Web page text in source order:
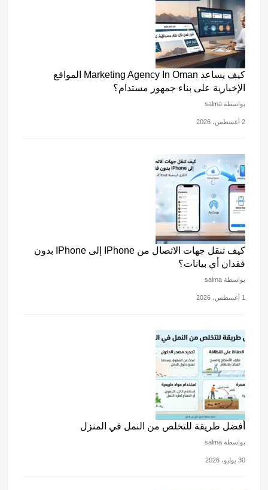
كيف يساعد Marketing Agency In Oman المواقع
الإخبارية على بناء جمهور مستدام؟
بواسطة salma
2 أغسطس، 2026
كيف تنقل جهات الاتصال من IPhone إلى IPhone بدون
فقدان أي بيانات؟
بواسطة salma
1 أغسطس، 2026
أفضل طريقة للتخلص من النمل في المنزل
بواسطة salma
30 يوليو، 2026